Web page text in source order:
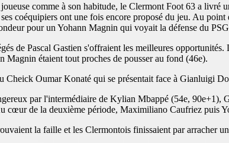
comme à son habitude, le Clermont Foot 63 a
coéquipiers ont une fois encore proposé du jeu. Au
pour un Yohann Magnin qui voyait la défense du
de Pascal Gastien s'offraient les meilleures
Magnin étaient tout proches de pousser au fond (46e).
Cheick Oumar Konaté qui se présentait face à Gianluigi
par l'intermédiaire de Kylian Mbappé (54e,
cœur de la deuxième période, Maximiliano Caufriez
la faille et les Clermontois finissaient par arracher